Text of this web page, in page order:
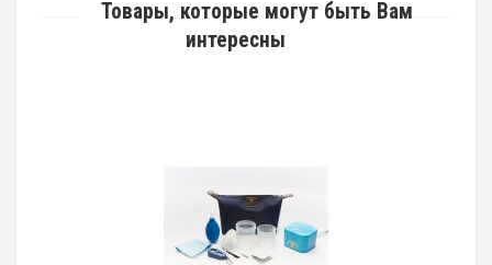
Товары, которые могут быть Вам
интересны